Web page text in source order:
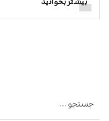
بیشتر بخوانید